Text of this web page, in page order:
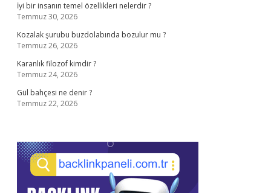
İyi bir insanın temel özellikleri nelerdir ?
Temmuz 30, 2026
Kozalak şurubu buzdolabında bozulur mu ?
Temmuz 26, 2026
Karanlık filozof kimdir ?
Temmuz 24, 2026
Gül bahçesi ne denir ?
Temmuz 22, 2026